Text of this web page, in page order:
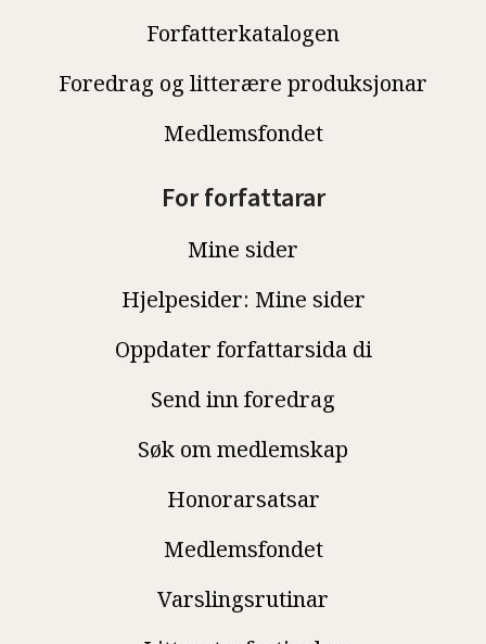
Forfatterkatalogen
Foredrag og litterære produksjonar
Medlemsfondet
For forfattarar
Mine sider
Hjelpesider: Mine sider
Oppdater forfattarsida di
Send inn foredrag
Søk om medlemskap
Honorarsatsar
Medlemsfondet
Varslingsrutinar